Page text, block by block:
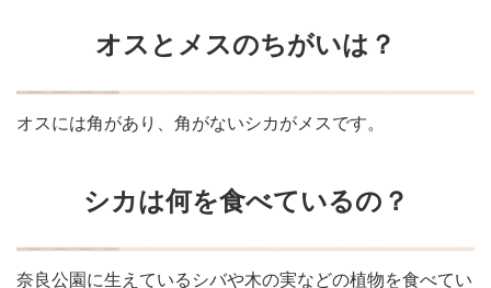
オスとメスのちがいは？
オスには角があり、角がないシカがメスです。
シカは何を食べているの？
奈良公園に生えているシバや木の実などの植物を食べてい